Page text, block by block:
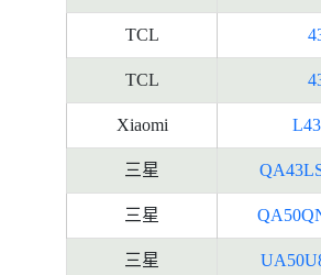
TCL
TCL
Xiaomi
三星
三星
三星